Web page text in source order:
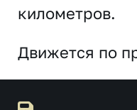
километров.
Движется по